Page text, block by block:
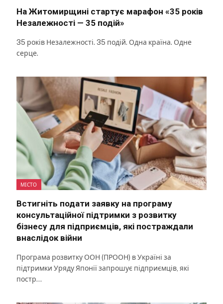
На Житомирщині стартує марафон «35 років
Незалежності — 35 подій»
35 років Незалежності. 35 подій. Одна країна. Одне
серце.
МІСТО
Встигніть подати заявку на програму
консультаційної підтримки з розвитку
бізнесу для підприємців, які постраждали
внаслідок війни
Програма розвитку ООН (ПРООН) в Україні за
підтримки Уряду Японії запрошує підприємців, які
постр…